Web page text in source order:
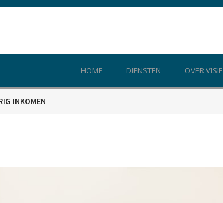
HOME DIENSTEN OVER VISIE
INKOMEN